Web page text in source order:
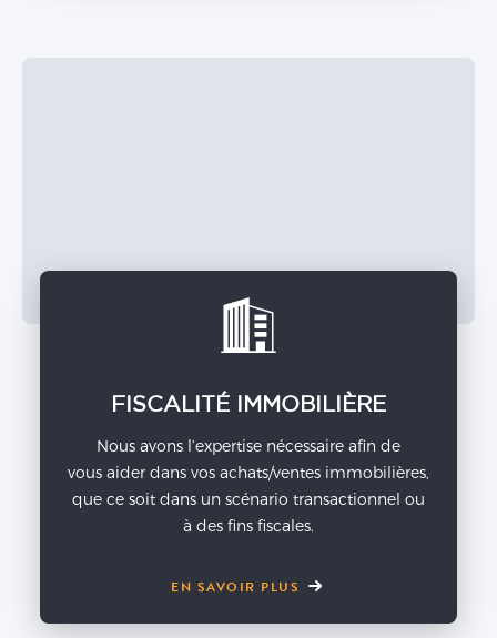
FISCALITÉ IMMOBILIÈRE
Nous avons l’expertise nécessaire afin de
vous aider dans vos achats/ventes immobilières,
que ce soit dans un scénario transactionnel ou
à des fins fiscales.
EN SAVOIR PLUS